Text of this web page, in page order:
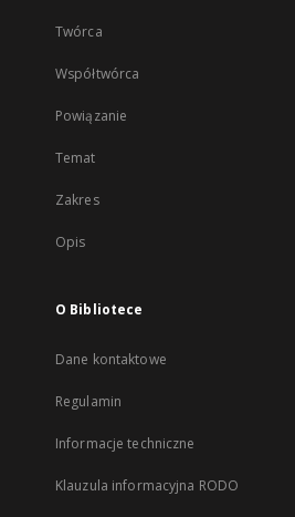
Twórca
Współtwórca
Powiązanie
Temat
Zakres
Opis
O Bibliotece
Dane kontaktowe
Regulamin
Informacje techniczne
Klauzula informacyjna RODO